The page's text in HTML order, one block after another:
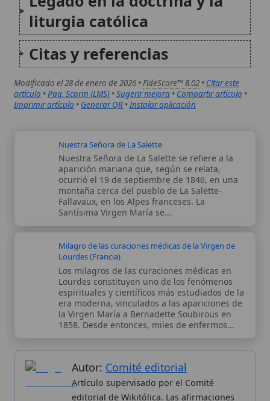
Milagro de las curaciones médicas de la Virgen de
Lourdes (Francia)
Los milagros de las curaciones médicas en
Lourdes constituyen uno de los fenómenos
espirituales y científicos más estudiados de la
la Virgen María a Bernadette Soubirous en
1858. Desde entonces, miles de enfermos...
Artículo supervisado por el Comité
editorial de Wikitólica. Las afirmaciones
del artículo están basadas y contrastadas
usando fuentes catolicas: escritos
patrísticos, de santos, artículos
teológicos, documentos históricos, actas
magisteriales y documentos oficiales de
la Iglesia.Proceso editorial →
Wikitólica © 2026. Enciclopedia del patrimonio doctrinal,
histórico y litúrgico de la Iglesia Católica. Parte de la red formativa
Curso Católico,Buscador CatólicoyCustodio Animae. Con
analíticas anónimas. LicenciaCC BY-SA(texto). Editado en
Proceso editorial
Publicación seriada
Datos abiertos
Estadísticas
Más visitados
Nuevas entradas
Cambios recientes
Aplicaciones